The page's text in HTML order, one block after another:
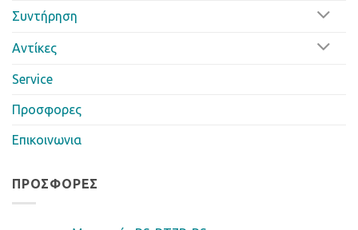
Συντήρηση
Αντίκες
Service
Προσφορες
Επικοινωνια
ΠΡΟΣΦΟΡΈΣ